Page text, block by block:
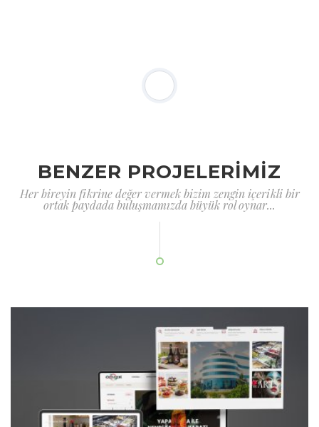
BENZER PROJELERİMİZ
Her bireyin fikrine değer vermek bizim zengin içerikli bir
ortak paydada buluşmamızda büyük rol oynar...